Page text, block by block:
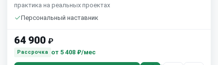
практика на реальных проектах
Персональный наставник
64 900 ₽
Рассрочка от 5 408 ₽/мес